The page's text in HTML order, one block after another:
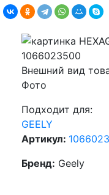
Внешний вид
Фото
Подходит для:
GEELY
Артикул:
Бренд: Geely